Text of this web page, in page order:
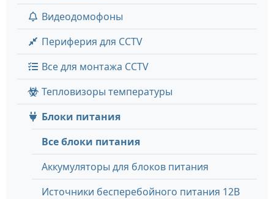
Видеодомофоны
Периферия для CCTV
Все для монтажа CCTV
Тепловизоры температуры
Блоки питания
Все блоки питания
Аккумуляторы для блоков питания
Источники бесперебойного питания 12В